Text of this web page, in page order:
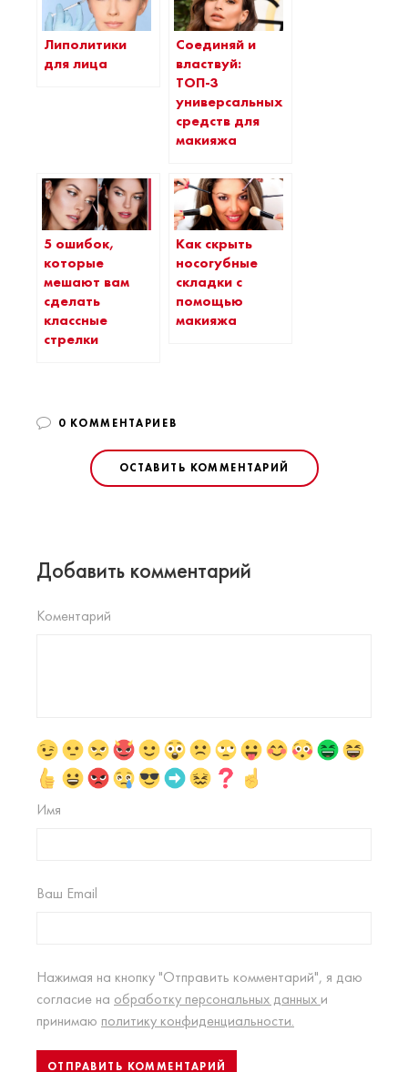
Липолитики
для лица
Соединяй и
властвуй:
ТОП-3
универсальных
средств для
макияжа
5 ошибок,
которые
мешают вам
сделать
классные
стрелки
Как скрыть
носогубные
складки с
помощью
макияжа
0 КОММЕНТАРИЕВ
ОСТАВИТЬ КОММЕНТАРИЙ
Добавить комментарий
Коментарий
Имя
Ваш Email
Нажимая на кнопку "Отправить комментарий", я даю
согласие на обработку персональных данных и
принимаю политику конфиденциальности.